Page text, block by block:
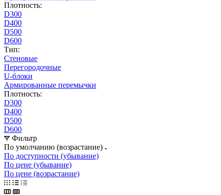
Плотность:
D300
D400
D500
D600
Тип:
Стеновые
Перегородочные
U-блоки
Армированные перемычки
Плотность:
D300
D400
D500
D600
Фильтр
По умолчанию (возрастание)
По доступности (убывание)
По цене (убывание)
По цене (возрастание)